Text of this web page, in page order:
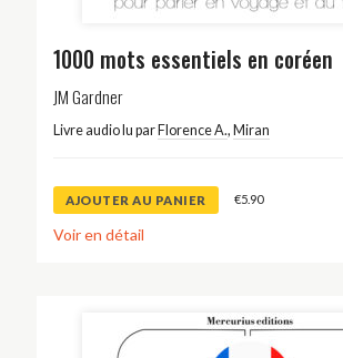
1000 mots essentiels en coréen
JM Gardner
Livre audio lu par Florence A., Miran
AJOUTER AU PANIER €5.90
Voir en détail